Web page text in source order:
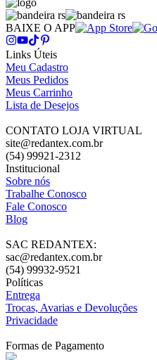
BAIXE O APP
Links Úteis
Meu Cadastro
Meus Pedidos
Meus Carrinho
Lista de Desejos
CONTATO LOJA VIRTUAL
site@redantex.com.br
(54) 99921-2312
Institucional
Sobre nós
Trabalhe Conosco
Fale Conosco
Blog
SAC REDANTEX:
sac@redantex.com.br
(54) 99932-9521
Políticas
Entrega
Trocas, Avarias e Devoluções
Privacidade
Formas de Pagamento